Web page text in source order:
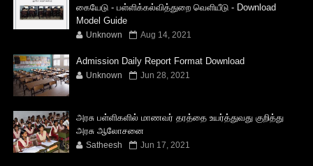
கையேடு - பள்ளிக்கல்வித்துறை வெளியீடு - Download
Model Guide
Unknown Aug 14, 2021
Admission Daily Report Format Download
Unknown Jun 28, 2021
அரசு பள்ளிகளில் மாணவர் தரத்தை உயர்த்துவது குறித்து
அரசு ஆலோசனை
Satheesh Jun 17, 2021